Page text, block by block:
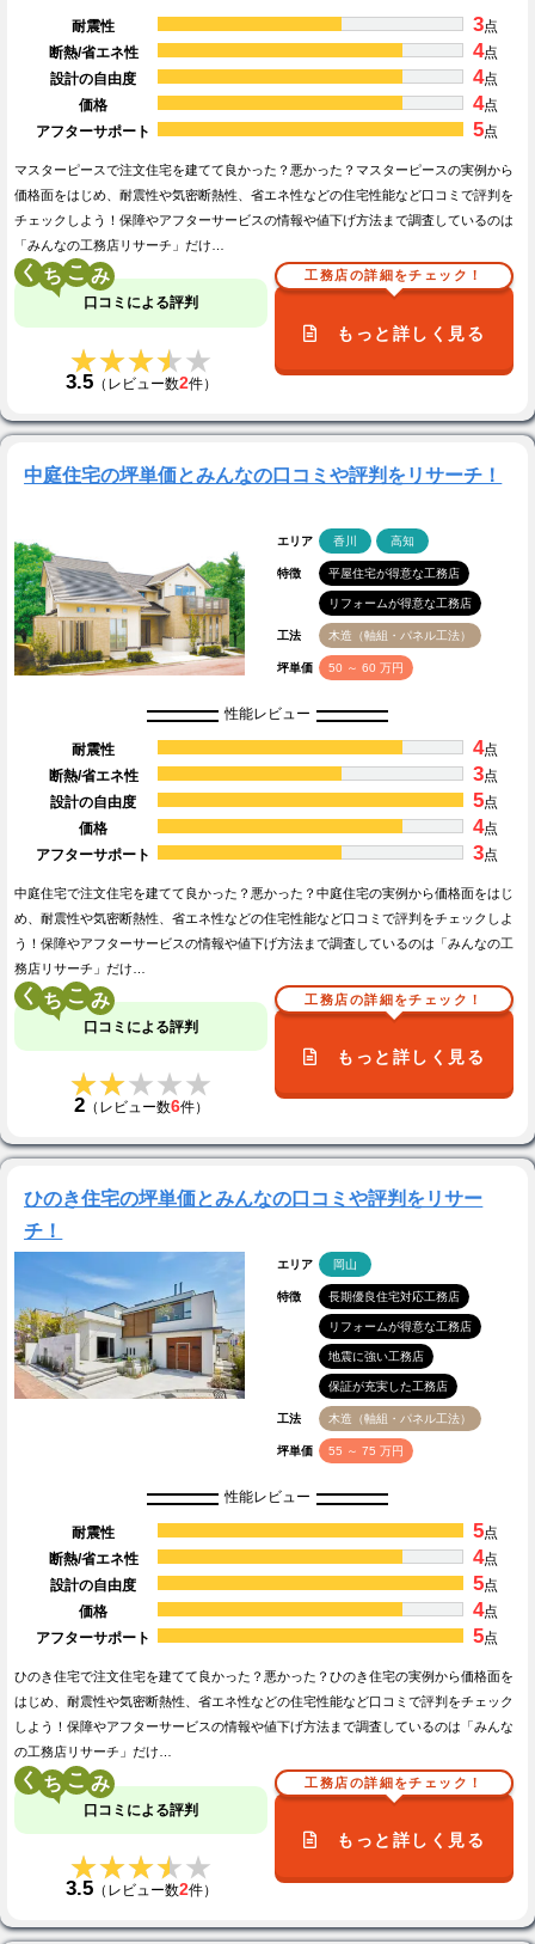
耐震性 3点
断熱/省エネ性
4点
設計の自由度
4点
価格
4点
アフターサポート
5点
マスターピースで注文住宅を建てて良かった？悪かった？マスターピースの実例から
価格面をはじめ、耐震性や気密断熱性、省エネ性などの住宅性能など口コミで評判を
チェックしよう！保障やアフターサービスの情報や値下げ方法まで調査しているのは
「みんなの工務店リサーチ」だけ…
く こ
口コミによる評判
★★★★★
★★★★★
3.5（レビュー数2件）
工務店の詳細をチェック！
もっと詳しく見る
中庭住宅の坪単価とみんなの口コミや評判をリサーチ！
エリア 香川 高知
特徴 平屋住宅が得意な工務店
リフォームが得意な工務店
工法 木造（軸組・パネル工法）
坪単価 50 ～ 60 万円
性能レビュー
耐震性 4点
断熱/省エネ性
3点
設計の自由度
5点
価格
4点
アフターサポート
3点
中庭住宅で注文住宅を建てて良かった？悪かった？中庭住宅の実例から価格面をはじ
め、耐震性や気密断熱性、省エネ性などの住宅性能など口コミで評判をチェックしよ
う！保障やアフターサービスの情報や値下げ方法まで調査しているのは「みんなの工
務店リサーチ」だけ…
く こ
口コミによる評判
★★★★★
★★★★★
2（レビュー数6件）
工務店の詳細をチェック！
もっと詳しく見る
ひのき住宅の坪単価とみんなの口コミや評判をリサー
チ！
エリア 岡山
特徴 長期優良住宅対応工務店
リフォームが得意な工務店
地震に強い工務店
保証が充実した工務店
工法 木造（軸組・パネル工法）
坪単価 55 ～ 75 万円
性能レビュー
耐震性 5点
断熱/省エネ性
4点
設計の自由度
5点
価格
4点
アフターサポート
5点
ひのき住宅で注文住宅を建てて良かった？悪かった？ひのき住宅の実例から価格面を
はじめ、耐震性や気密断熱性、省エネ性などの住宅性能など口コミで評判をチェック
しよう！保障やアフターサービスの情報や値下げ方法まで調査しているのは「みんな
の工務店リサーチ」だけ…
く こ
口コミによる評判
★★★★★
★★★★★
3.5（レビュー数2件）
工務店の詳細をチェック！
もっと詳しく見る